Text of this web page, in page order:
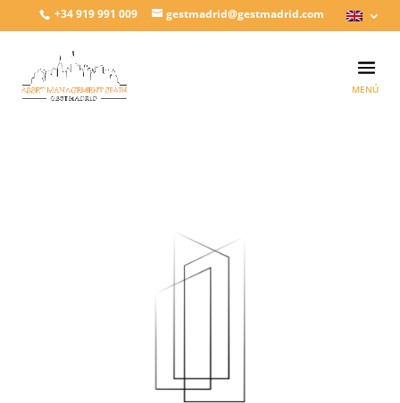
+34 919 991 009 gestmadrid@gestmadrid.com